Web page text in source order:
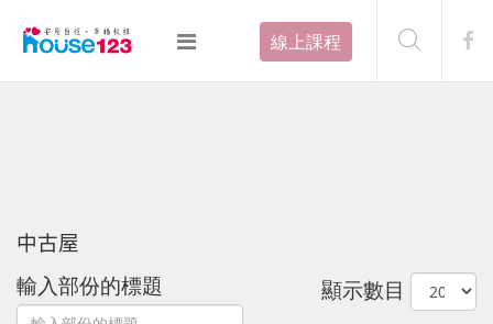
線上課程
中古屋
輸入部份的標題 顯示數目